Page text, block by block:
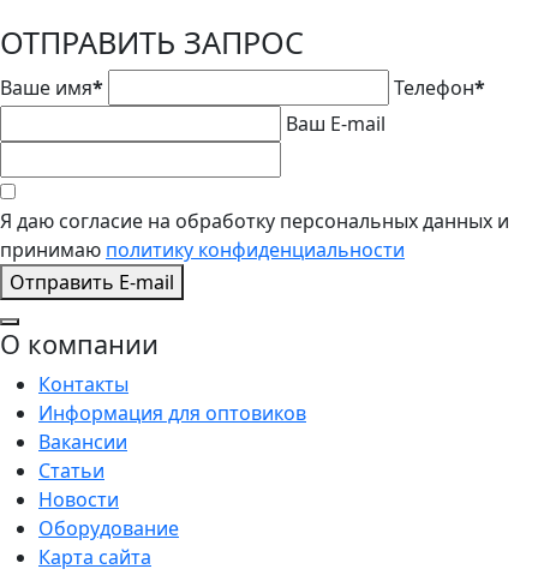
ОТПРАВИТЬ ЗАПРОС
Ваше имя* Телефон*
Ваш E-mail
Я даю согласие на обработку персональных данных и
принимаю политику конфиденциальности
Отправить E-mail
О компании
Контакты
Информация для оптовиков
Вакансии
Статьи
Новости
Оборудование
Карта сайта